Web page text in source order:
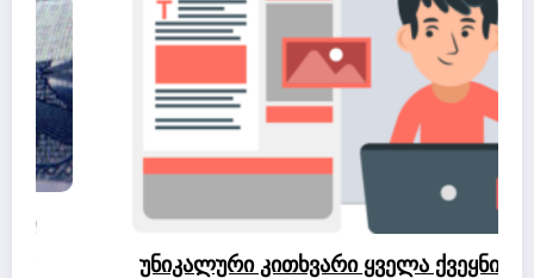
უნიკალური კითხვარი ყველა ქვეყნის